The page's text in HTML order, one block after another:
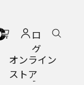
ロ
グ
イ
ン
オンライン
ストア